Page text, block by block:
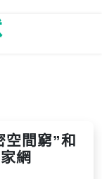
間窮”和
網